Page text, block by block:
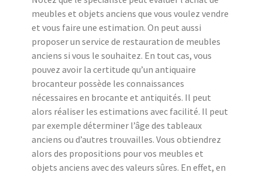
meubles et objets anciens que vous voulez vendre
et vous faire une estimation. On peut aussi
proposer un service de restauration de meubles
anciens si vous le souhaitez. En tout cas, vous
pouvez avoir la certitude qu’un antiquaire
brocanteur possède les connaissances
nécessaires en brocante et antiquités. Il peut
alors réaliser les estimations avec facilité. Il peut
par exemple déterminer l’âge des tableaux
anciens ou d’autres trouvailles. Vous obtiendrez
alors des propositions pour vos meubles et
objets anciens avec des valeurs sûres. En effet, en